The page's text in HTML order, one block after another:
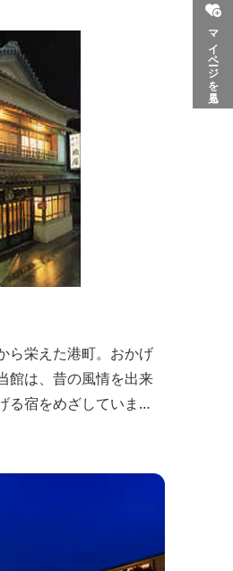
マイページを見る
ら栄えた港町。おかげ
館は、昔の風情を出来
る宿をめざしていま
海の幸、山の幸を低